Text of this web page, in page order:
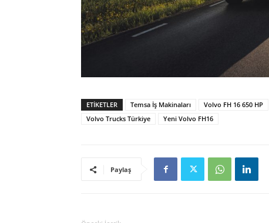
ETIKETLER Temsa İş Makinaları Volvo FH 16 650 HP
Volvo Trucks Türkiye
Yeni Volvo FH16
Paylaş